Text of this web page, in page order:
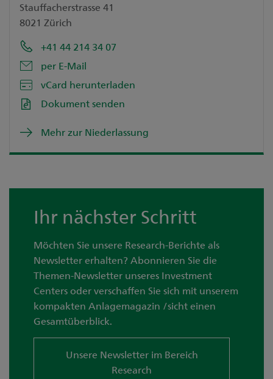
Stauffacherstrasse 41
8021 Zürich
+41 44 214 34 07
per E-Mail
vCard herunterladen
Dokument senden
Mehr zur Niederlassung
Ihr nächster Schritt
Möchten Sie unsere Research-Berichte als
Newsletter erhalten? Abonnieren Sie die
Themen-Newsletter unseres Investment
Centers oder verschaffen Sie sich mit unserem
kompakten Anlagemagazin /sicht einen
Gesamtüberblick.
Unsere Newsletter im Bereich
Research